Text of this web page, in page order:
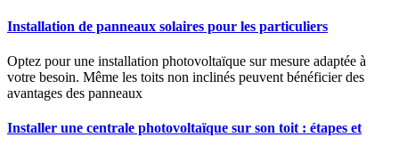
Installation de panneaux solaires pour les particuliers
Optez pour une installation photovoltaïque sur mesure adaptée à
votre besoin. Même les toits non inclinés peuvent bénéficier des
avantages des panneaux
Installer une centrale photovoltaïque sur son toit : étapes et